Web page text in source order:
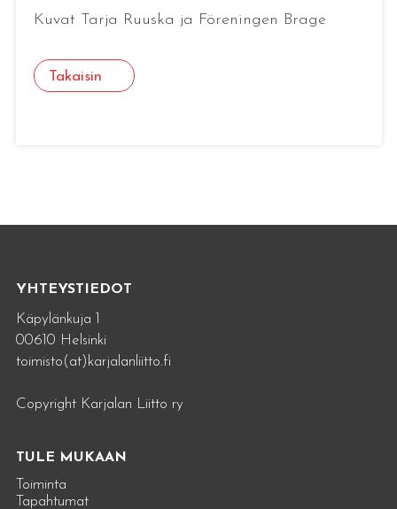
Kuvat Tarja Ruuska ja Föreningen Brage
Takaisin
YHTEYSTIEDOT
Käpylänkuja 1
00610 Helsinki
toimisto(at)karjalanliitto.fi
Copyright Karjalan Liitto ry
TULE MUKAAN
Toiminta
Tapahtumat